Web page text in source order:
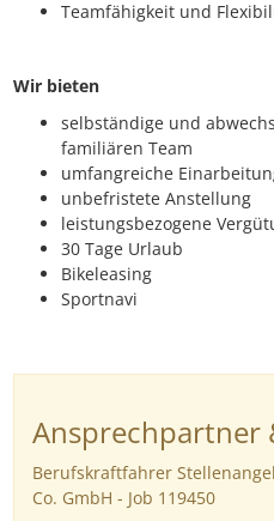
Teamfähigkeit und
Wir bieten
selbständige und
familiären Team
umfangreiche
unbefristete Anstellung
leistungsbezogene
30 Tage Urlaub
Bikeleasing
Sportnavi
Ansprechpartner
Berufskraftfahrer
Co. GmbH - Job 119450